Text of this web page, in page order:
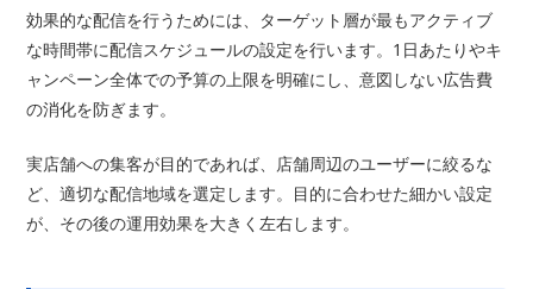
効果的な配信を行うためには、ターゲット層が最もアクティブ
な時間帯に配信スケジュールの設定を行います。1日あたりやキ
ャンペーン全体での予算の上限を明確にし、意図しない広告費
の消化を防ぎます。
実店舗への集客が目的であれば、店舗周辺のユーザーに絞るな
ど、適切な配信地域を選定します。目的に合わせた細かい設定
が、その後の運用効果を大きく左右します。